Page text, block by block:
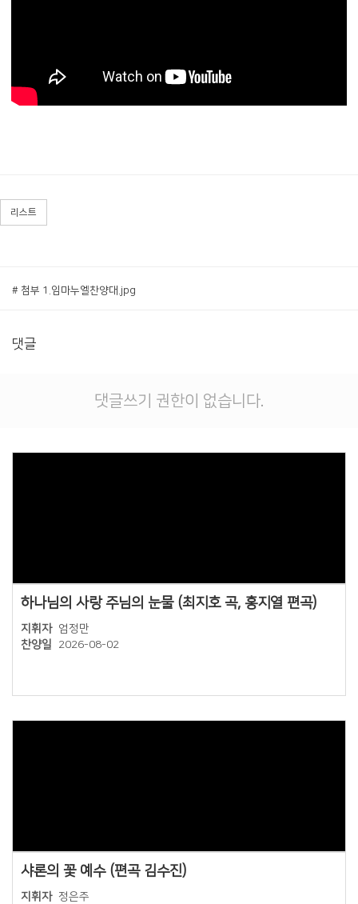
리스트
# 첨부 1.임마누엘찬양대.jpg
댓글
댓글쓰기 권한이 없습니다.
하나님의 사랑 주님의 눈물 (최지호 곡, 홍지열 편곡)
지휘자 엄정만
찬양일
2026-08-02
샤론의 꽃 예수 (편곡 김수진)
지휘자 정은주